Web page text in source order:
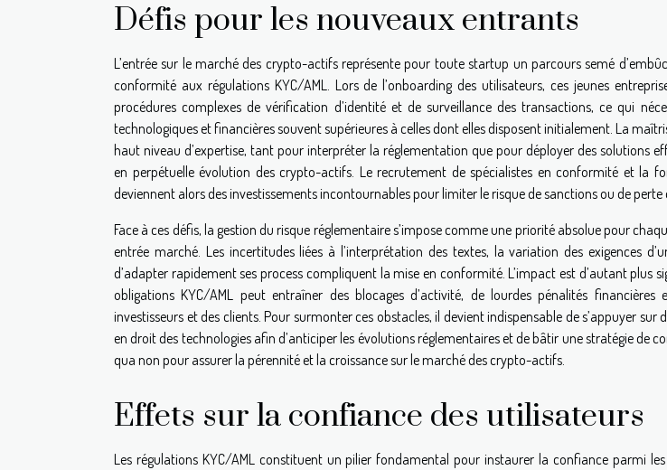
Défis pour les nouveaux entrants
L’entrée sur le marché des crypto-actifs représente pour toute startup un parcours semé
conformité aux régulations KYC/AML. Lors de l’onboarding des utilisateurs, ces jeunes
procédures complexes de vérification d’identité et de surveillance des transactions, ce qui
technologiques et financières souvent supérieures à celles dont elles disposent initialement. La
haut niveau d’expertise, tant pour interpréter la réglementation que pour déployer des solutions
en perpétuelle évolution des crypto-actifs. Le recrutement de spécialistes en conformité et la
deviennent alors des investissements incontournables pour limiter le risque de sanctions ou de
Face à ces défis, la gestion du risque réglementaire s’impose comme une priorité absolue pour
entrée marché. Les incertitudes liées à l’interprétation des textes, la variation des exigences
d’adapter rapidement ses process compliquent la mise en conformité. L’impact est d’autant plus
obligations KYC/AML peut entraîner des blocages d’activité, de lourdes pénalités
investisseurs et des clients. Pour surmonter ces obstacles, il devient indispensable de s’appuyer sur
en droit des technologies afin d’anticiper les évolutions réglementaires et de bâtir une stratégie de
qua non pour assurer la pérennité et la croissance sur le marché des crypto-actifs.
Effets sur la confiance des utilisateurs
Les régulations KYC/AML constituent un pilier fondamental pour instaurer la confiance parmi